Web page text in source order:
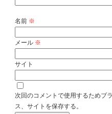
名前 ※
メール ※
サイト
次回のコメントで使用するためブ
ス、サイトを保存する。